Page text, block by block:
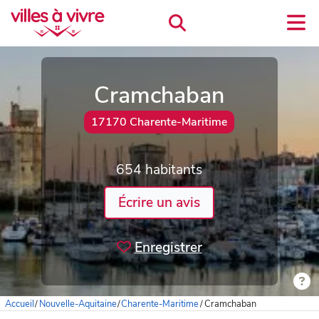
Cramchaban
17170 Charente-Maritime
654 habitants
Écrire un avis
Enregistrer
Accueil/Nouvelle-Aquitaine/Charente-Maritime/Cramchaban